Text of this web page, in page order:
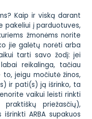
Kaip ir viską darant
pakeliui į parduotuves,
žmonėms norite
jie galėtų norėti arba
tarti savo žodį: jei
reikalinga, tačiau
jeigu močiutė žinos,
ir pati(s) ją išrinko, ta
vaikui leisti rinkti
priežasčių),
ARBA supakuos